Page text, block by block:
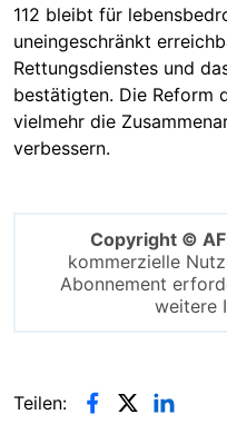
112 bleibt für
uneingeschränkt
Rettungsdienstes und
bestätigten. Die Reform
vielmehr die
verbessern.
Copyright ©
kommerzielle
Abonnement
weitere
Teilen: